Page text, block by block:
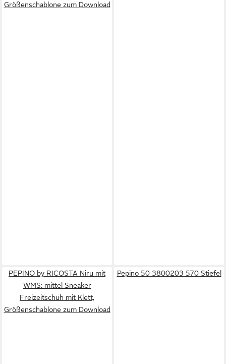
Größenschablone zum Download
PEPINO by RICOSTA Niru mit
WMS: mittel Sneaker
Freizeitschuh mit Klett,
Größenschablone zum Download
Pepino 50 3800203 570 Stiefel